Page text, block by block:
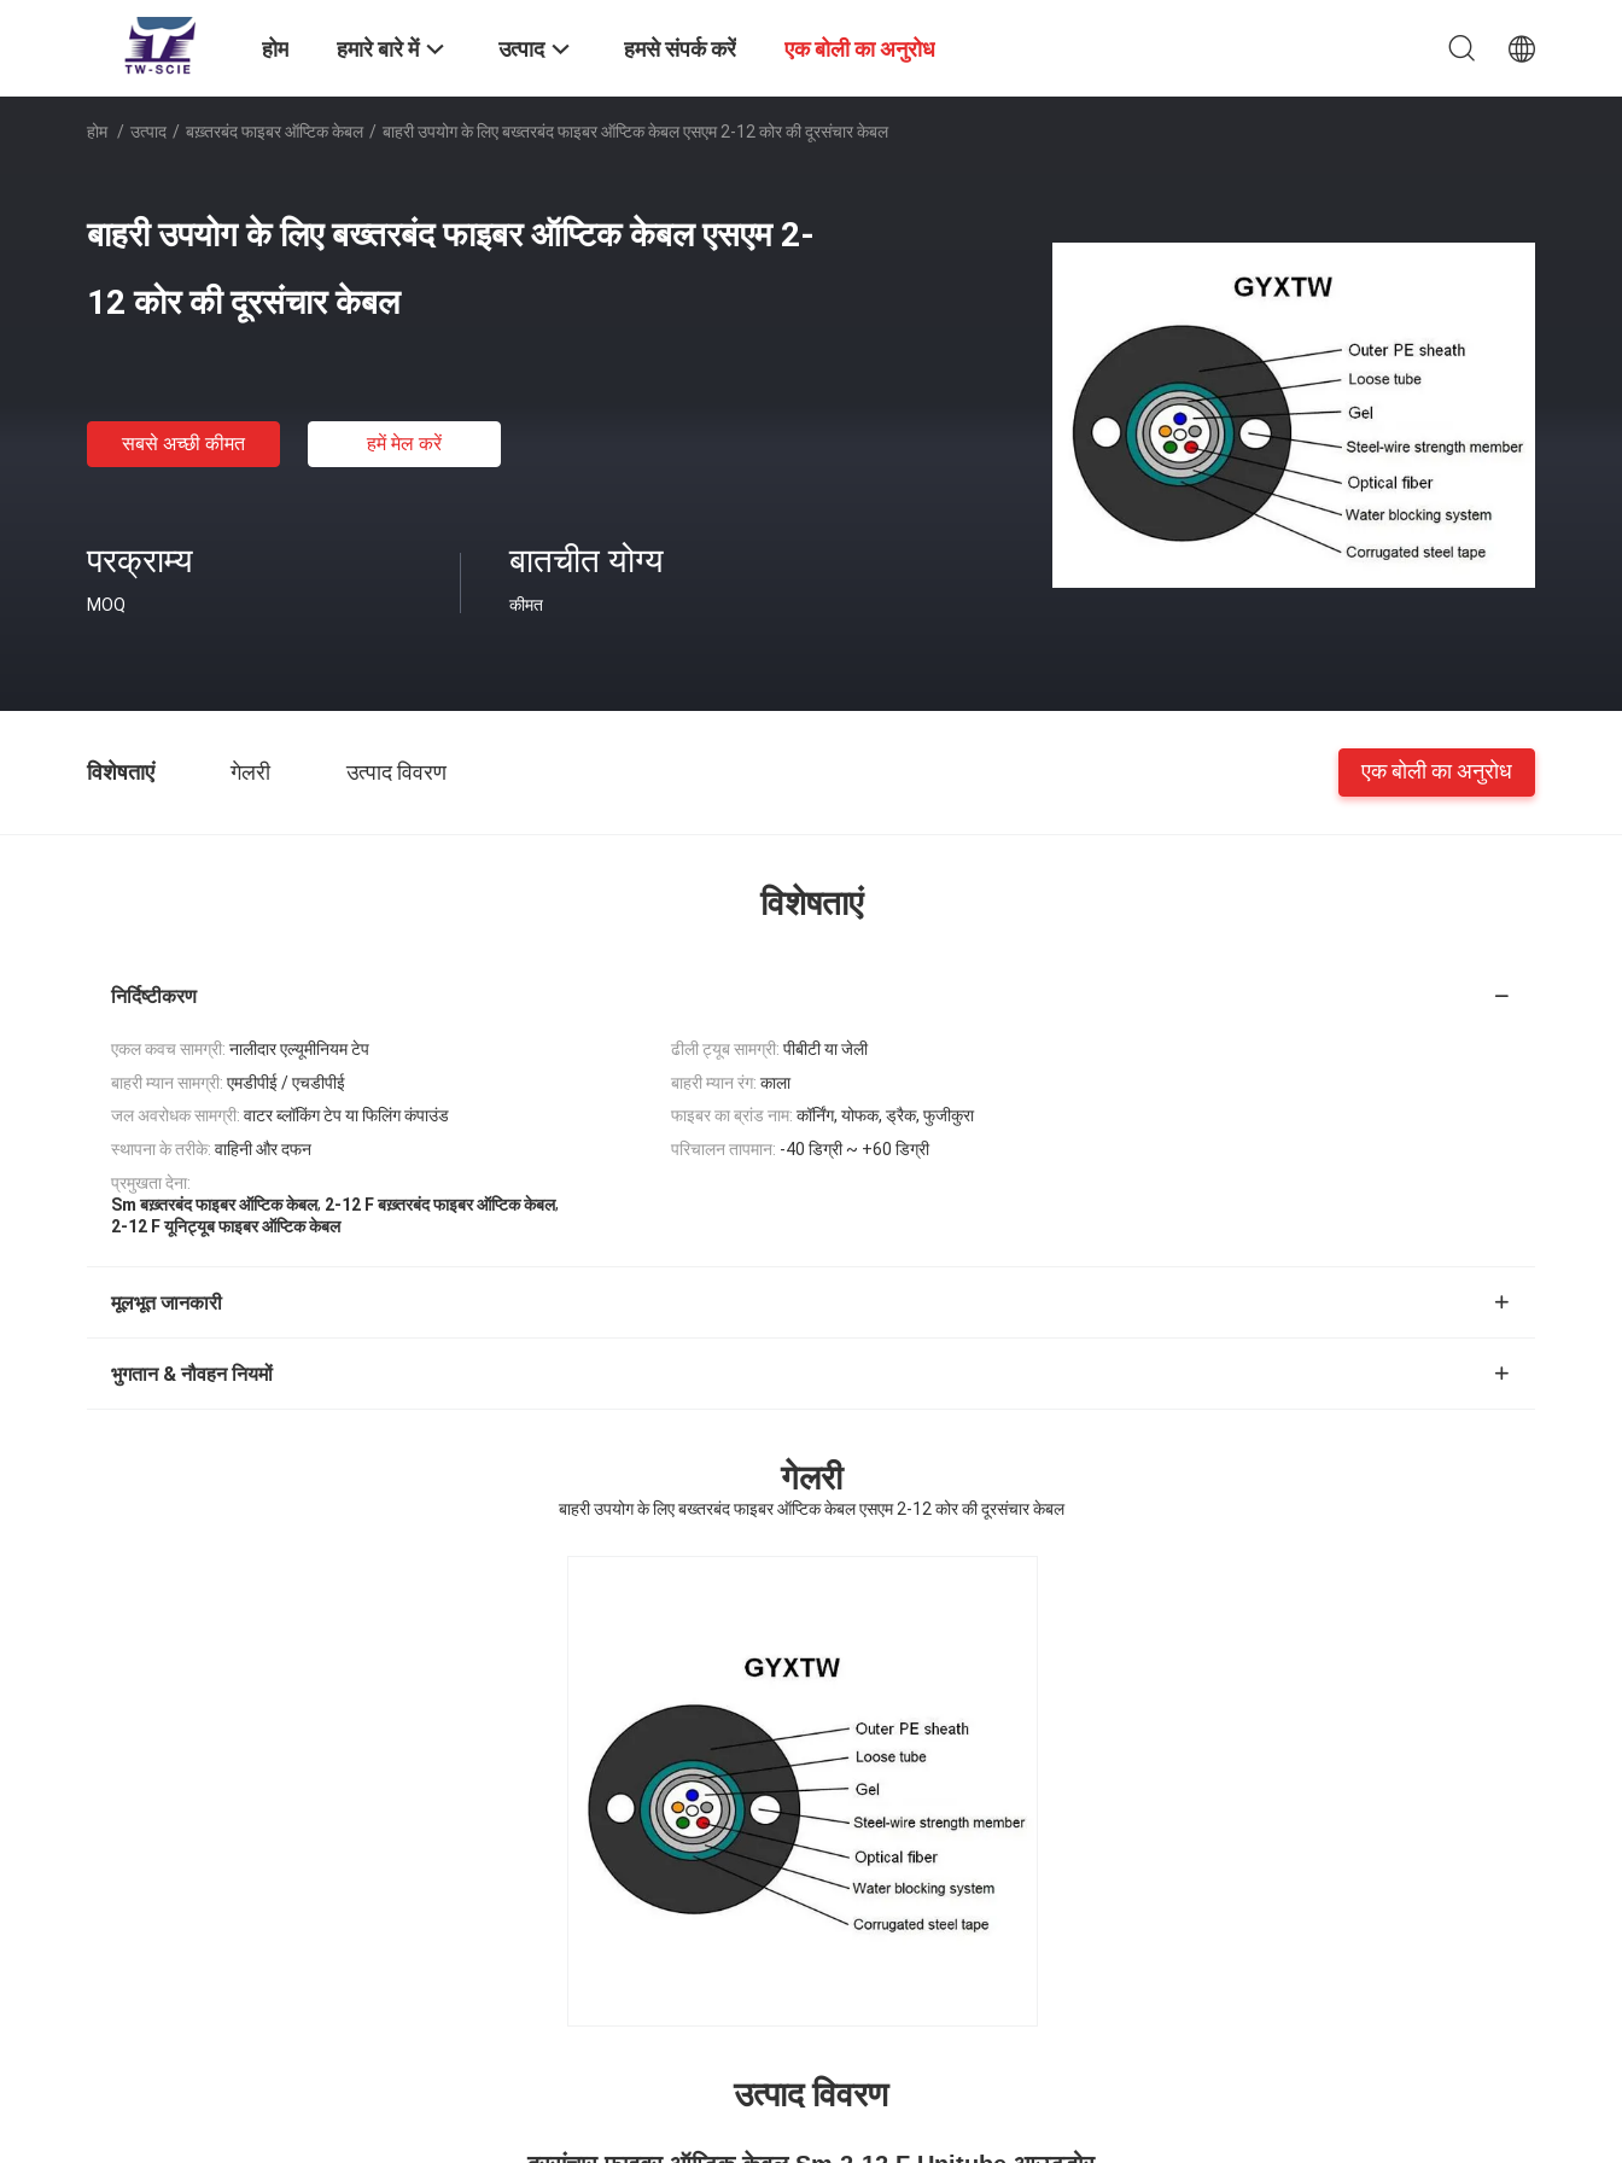
होम हमारे बारे में उत्पाद हमसे संपर्क करें एक बोली का अनुरोध
होम / उत्पाद / बख़्तरबंद फाइबर ऑप्टिक केबल / बाहरी उपयोग के लिए बख्तरबंद फाइबर ऑप्टिक केबल एसएम 2-12 कोर की दूरसंचार केबल
बाहरी उपयोग के लिए बख्तरबंद फाइबर ऑप्टिक केबल एसएम 2-
12 कोर की दूरसंचार केबल
सबसे अच्छी कीमत हमें मेल करें
परक्राम्य
MOQ
बातचीत योग्य
कीमत
विशेषताएं गेलरी उत्पाद विवरण एक बोली का अनुरोध
विशेषताएं
निर्दिष्टीकरण
एकल कवच सामग्री: नालीदार एल्यूमीनियम टेप ढीली ट्यूब सामग्री: पीबीटी या जेली
बाहरी म्यान सामग्री: एमडीपीई / एचडीपीई बाहरी म्यान रंग: काला
जल अवरोधक सामग्री: वाटर ब्लॉकिंग टेप या फिलिंग कंपाउंड फाइबर का ब्रांड नाम: कॉर्निंग, योफक, ड्रैक, फुजीकुरा
स्थापना के तरीके: वाहिनी और दफन परिचालन तापमान: -40 डिग्री ~ +60 डिग्री
प्रमुखता देना:
Sm बख़्तरबंद फाइबर ऑप्टिक केबल, 2-12 F बख़्तरबंद फाइबर ऑप्टिक केबल,
2-12 F यूनिट्यूब फाइबर ऑप्टिक केबल
मूलभूत जानकारी
भुगतान & नौवहन नियमों
गेलरी
बाहरी उपयोग के लिए बख्तरबंद फाइबर ऑप्टिक केबल एसएम 2-12 कोर की दूरसंचार केबल
उत्पाद विवरण